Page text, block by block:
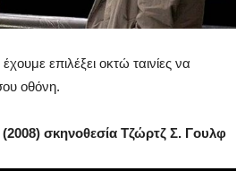
επιλέξει οκτώ ταινίες να
οθόνη.
σκηνοθεσία Τζώρτζ Σ. Γουλφ